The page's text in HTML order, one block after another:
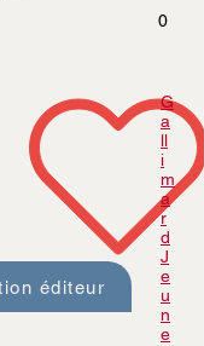
0
G
a
ll
i
m
a
r
d
J
e
u
n
e
éditeur